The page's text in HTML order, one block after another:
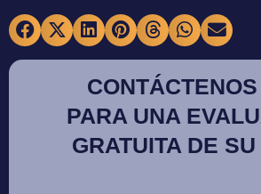
PARA UNA
GRATUITA DE